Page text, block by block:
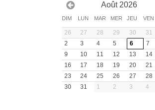
Août 2026
DIM LUN MAR MER JEU VEN
26 27 28 29 30 31
2
3 4 5 6 7
9
10 11 12 13 14
16
17 18 19 20 21
23
24 25 26 27 28
30
31 1 2 3 4